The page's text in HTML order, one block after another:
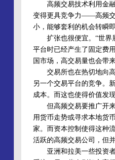
高频交易技术利用金融
变得更具竞争力——高频
小，能够套利的机会转瞬
扩张也很便宜。“世界展
平台时已经产生了固定费
国市场，高交易量也会带
交易所也在热切地向高
另一个交易平台的竞争。
成本。而这也使得价值发
但高频交易要推广开来
用货币走势或寻求本地货
家。而资本控制使得这种
活跃的高频交易公司，但
亚洲和拉美一些投资者